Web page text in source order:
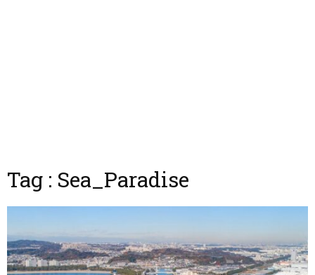
Tag : Sea_Paradise